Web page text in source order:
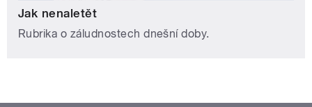
Jak nenaletět
Rubrika o záludnostech dnešní doby.